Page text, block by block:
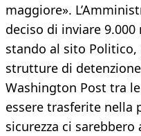
maggiore».
deciso di inviare
stando al sito
strutture di
Washington Post tra
essere trasferite nella
sicurezza ci